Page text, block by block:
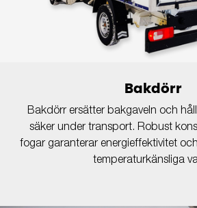
Bakdörr
Bakdörr ersätter bakgaveln och
säker under transport. Robust
fogar garanterar energieffektivitet
temperaturkänsliga